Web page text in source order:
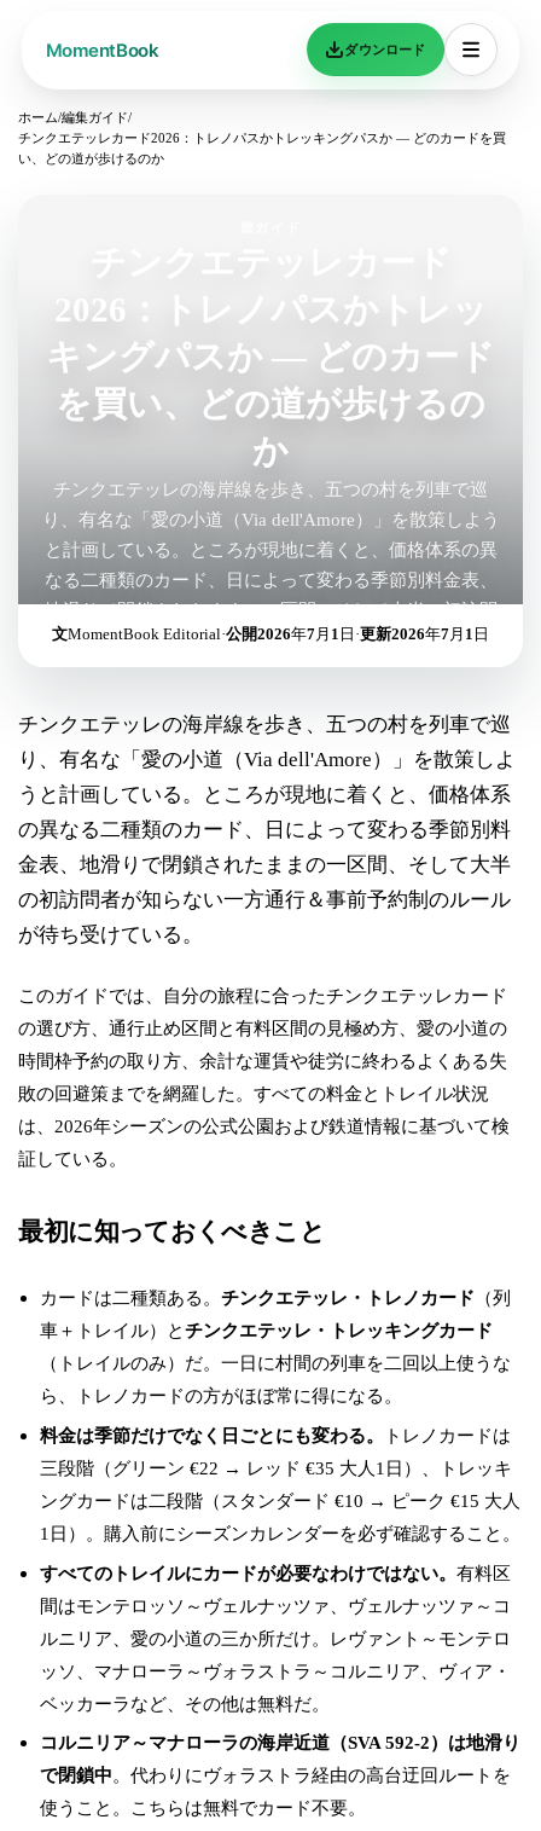
ダウンロード
ホーム/編集ガイド/
チンクエテッレカード2026：トレノパスかトレッキングパスか — どのカードを買
い、どの道が歩けるのか
2026：トレノパスかトレッ
キングパスか — どのカード
を買い、どの道が歩けるの
か
チンクエテッレの海岸線を歩き、五つの村を列車で巡
り、有名な「愛の小道（Via dell'Amore）」を散策しよう
と計画している。ところが現地に着くと、価格体系の異
なる二種類のカード、日によって変わる季節別料金表、
地滑りで閉鎖されたままの一区間、そして大半の初訪問
者が知らない一方通行＆事前予約制のルールが待ち受け
ている。
文MomentBook Editorial·公開2026年7月1日 ·更新2026年7月1日
チンクエテッレの海岸線を歩き、五つの村を列車で巡
り、有名な「愛の小道（Via dell'Amore）」を散策しよ
うと計画している。ところが現地に着くと、価格体系
の異なる二種類のカード、日によって変わる季節別料
金表、地滑りで閉鎖されたままの一区間、そして大半
の初訪問者が知らない一方通行＆事前予約制のルール
が待ち受けている。
このガイドでは、自分の旅程に合ったチンクエテッレカード
の選び方、通行止め区間と有料区間の見極め方、愛の小道の
時間枠予約の取り方、余計な運賃や徒労に終わるよくある失
敗の回避策までを網羅した。すべての料金とトレイル状況
は、2026年シーズンの公式公園および鉄道情報に基づいて検
証している。
最初に知っておくべきこと
カードは二種類ある。チンクエテッレ・トレノカード （列
車＋トレイル）とチンクエテッレ・トレッキングカード
（トレイルのみ）だ。一日に村間の列車を二回以上使うな
ら、トレノカードの方がほぼ常に得になる。
料金は季節だけでなく日ごとにも変わる。
トレノカードは
三段階（グリーン €22 → レッド €35 大人1日）、トレッキ
ングカードは二段階（スタンダード €10 → ピーク €15 大人
1日）。購入前にシーズンカレンダーを必ず確認すること。
すべてのトレイルにカードが必要なわけではない。有料区
間はモンテロッソ～ヴェルナッツァ、ヴェルナッツァ～コ
ルニリア、愛の小道の三か所だけ。レヴァント～モンテロ
ッソ、マナローラ～ヴォラストラ～コルニリア、ヴィア・
ベッカーラなど、その他は無料だ。
コルニリア～マナローラの海岸近道（SVA 592-2）は地滑り
で閉鎖中。代わりにヴォラストラ経由の高台迂回ルートを
使うこと。こちらは無料でカード不要。